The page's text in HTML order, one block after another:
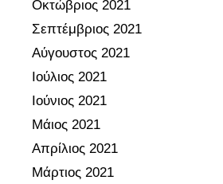
Οκτώβριος 2021
Σεπτέμβριος 2021
Αύγουστος 2021
Ιούλιος 2021
Ιούνιος 2021
Μάιος 2021
Απρίλιος 2021
Μάρτιος 2021